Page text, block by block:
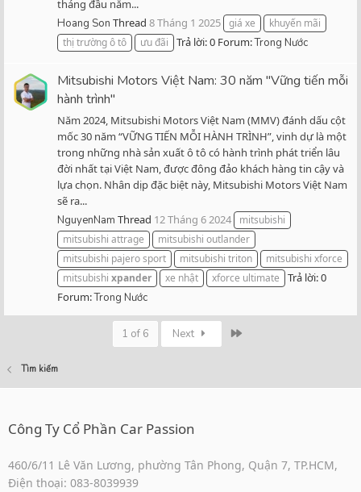
tháng đầu năm...
Hoang Son Thread 8 Tháng 1 2025 giá xe
khuyến mãi
thị trường ô tô
ưu đãi Trả lời: 0 Forum:Trong Nước
Mitsubishi Motors Việt Nam: 30 năm "Vững tiến mỗi
hành trình"
Năm 2024, Mitsubishi Motors Việt Nam (MMV) đánh dấu cột
mốc 30 năm “VỮNG TIẾN MỖI HÀNH TRÌNH”, vinh dự là một
trong những nhà sản xuất ô tô có hành trình phát triển lâu
đời nhất tại Việt Nam, được đông đảo khách hàng tin cậy và
lựa chọn. Nhân dịp đặc biệt này, Mitsubishi Motors Việt Nam
sẽ ra...
NguyenNam Thread 12 Tháng 6 2024
mitsubishi
mitsubishi attrage
mitsubishi outlander
mitsubishi pajero sport
mitsubishi triton
mitsubishi xforce
mitsubishi xpander xe nhật xforce ultimate
Trả lời: 0
Forum:Trong Nước
1 of 6 Next
Tìm kiếm
Công Ty Cổ Phần Car Passion
460/6/11 Lê Văn Lương, phường Tân Phong, Quận 7, TP.HCM,
Điện thoại: 083-8039939